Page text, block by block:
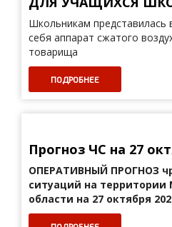
Школьникам
себя аппарат сжатого
товарища
ПОДРОБНЕЕ
Прогноз ЧС на 27
ОПЕРАТИВНЫЙ ПРОГНОЗ
ситуаций на территории
области на 27 октября